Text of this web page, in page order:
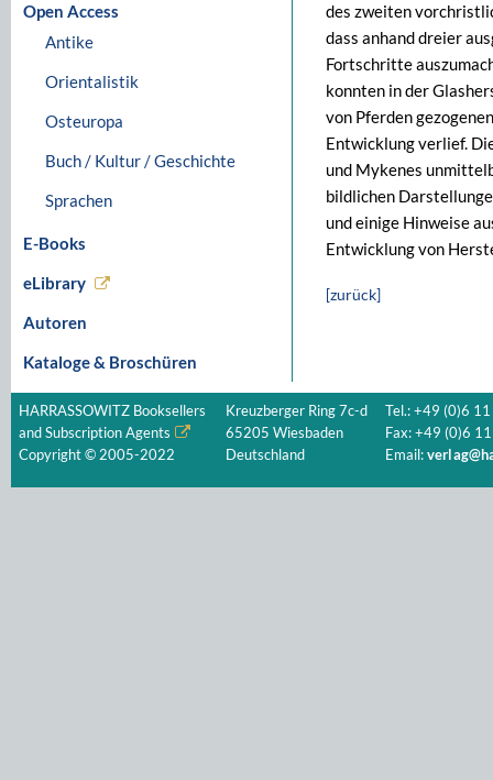
Open Access
Antike
Orientalistik
Osteuropa
Buch / Kultur / Geschichte
Sprachen
E-Books
eLibrary
Autoren
Kataloge & Broschüren
des zweiten
dass anhand dreier
Fortschritte
konnten in der
von Pferden
Entwicklung verlief.
und Mykenes
bildlichen
und einige Hinweise
Entwicklung von
[zurück]
HARRASSOWITZ Booksellers
and Subscription Agents
Copyright © 2005-2022
Kreuzberger Ring 7c-d
65205 Wiesbaden
Deutschland
Tel.: +49 (0)6
Fax: +49 (0)6
Email: